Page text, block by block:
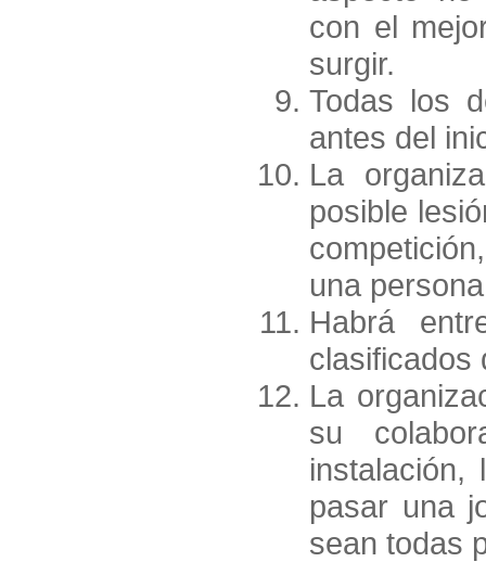
con el
surgir.
Todas los
antes del
La
posible
una
Habrá
clasificados
La
su
instalación,
pasar una
sean todas